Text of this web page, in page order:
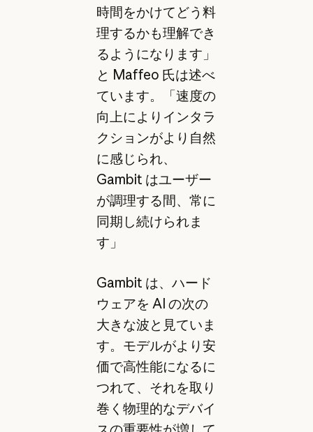
時間をかけてどう料
理するかも理解でき
るようになります」
と Maffeo 氏は述べ
ています。「速度の
向上によりインタラ
クションがより自然
に感じられ、
Gambit はユーザー
が調理する間、常に
同期し続けられま
す」
Gambit は、ハード
ウェアを AI の次の
大きな波と見ていま
す。モデルがより安
価で高性能になるに
つれて、それを取り
巻く物理的なデバイ